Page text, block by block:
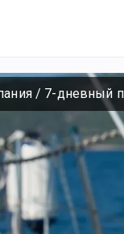
/ 7-дневный